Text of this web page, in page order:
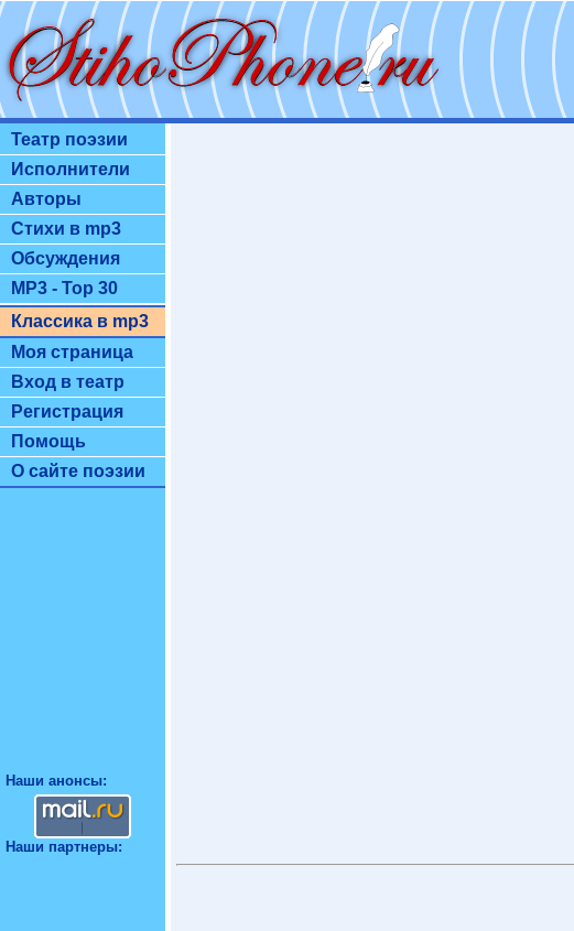
Театр поэзии
Исполнители
Авторы
Стихи в mp3
Обсуждения
MP3 - Top 30
Классика в mp3
Моя страница
Вход в театр
Регистрация
Помощь
О сайте поэзии
Наши анонсы:
Наши партнеры: